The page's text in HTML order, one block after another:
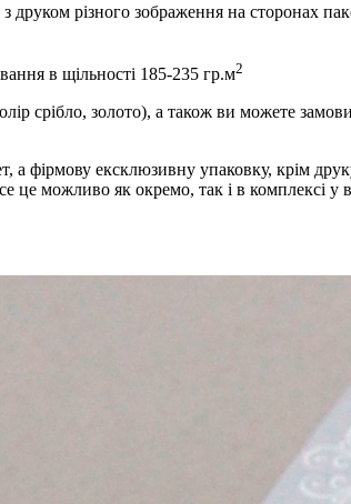
друком різного зображення на сторонах
в щільності 185-235 гр.м2
срібло, золото), а також ви можете
фірмову ексклюзивну упаковку, крім
це можливо як окремо, так і в комплексі у